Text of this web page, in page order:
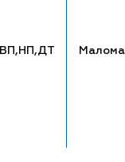
ВП,НП,ДТ